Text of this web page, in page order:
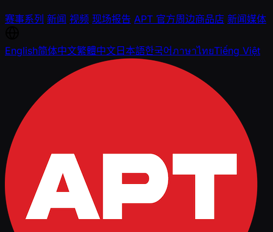
赛事系列 新闻 视频 现场报告 APT 官方周边商品店 新闻媒体
English简体中文繁體中文日本語한국어ภาษาไทยTiếng Việt